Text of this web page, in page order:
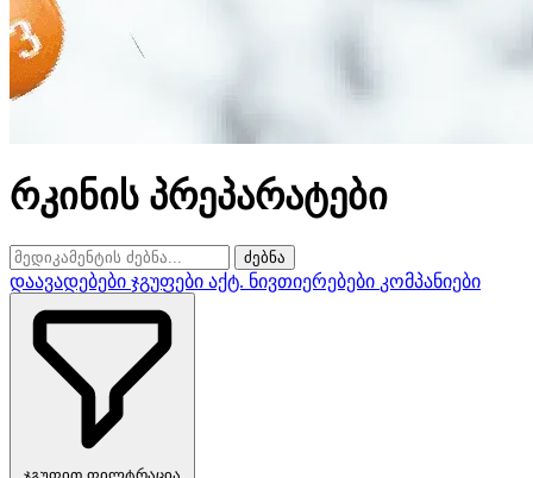
რკინის პრეპარატები
ძებნა
დაავადებები ჯგუფები აქტ. ნივთიერებები კომპანიები